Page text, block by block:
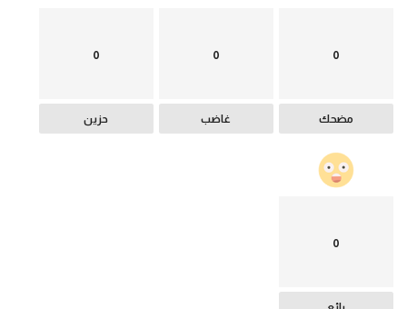
0
مضحك
0
غاضب
0
حزين
0